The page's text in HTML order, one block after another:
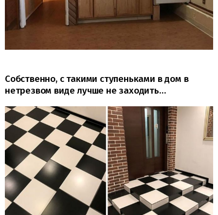
Собственно, с такими ступеньками в дом в
нетрезвом виде лучше не заходить…